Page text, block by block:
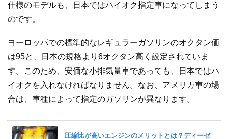
仕様のモデルも、日本ではハイオク指定車になってしまう
のです。
ヨーロッパでの標準的なレギュラーガソリンのオクタン価
は95と、日本の規格より6オクタン高く設定されていま
す。このため、安価な小排気量車であっても、日本ではハ
イオクを入れなければなりません。なお、アメリカ車の場
合は、車種によって指定のガソリンが異なります。